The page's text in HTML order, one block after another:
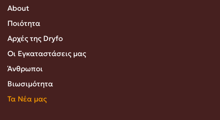
About
Ποιότητα
Αρχές της Dryfo
Οι Εγκαταστάσεις μας
Άνθρωποι
Βιωσιμότητα
Τα Νέα μας